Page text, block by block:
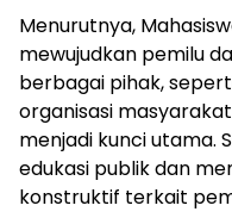
Menurutnya,
mewujudkan pemilu
berbagai pihak,
organisasi
menjadi kunci utama.
edukasi publik dan
konstruktif terkait